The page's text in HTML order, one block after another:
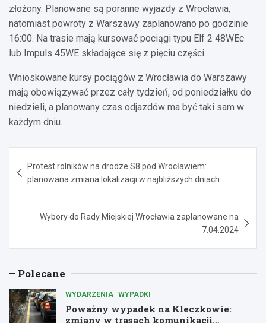
złożony. Planowane są poranne wyjazdy z Wrocławia,
natomiast powroty z Warszawy zaplanowano po godzinie
16:00. Na trasie mają kursować pociągi typu Elf 2 48WEc
lub Impuls 45WE składające się z pięciu części.
Wnioskowane kursy pociągów z Wrocławia do Warszawy
mają obowiązywać przez cały tydzień, od poniedziałku do
niedzieli, a planowany czas odjazdów ma być taki sam w
każdym dniu.
wpisu
Protest rolników na drodze S8 pod Wrocławiem:
planowana zmiana lokalizacji w najbliższych dniach
Wybory do Rady Miejskiej Wrocławia zaplanowane na
7.04.2024
Polecane
WYDARZENIA WYPADKI
Poważny wypadek na Kleczkowie:
zmiany w trasach komunikacji